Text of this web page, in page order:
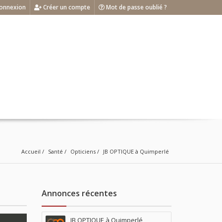
Créer un compte Mot de passe oublié ?
Accueil Santé Opticiens JB OPTIQUE à Quimperlé
Annonces récentes
JB OPTIQUE à Quimperlé